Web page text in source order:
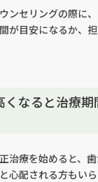
ンセリングの際に
が目安になるか、
くなると治療期
治療を始めると、
心配される方もい